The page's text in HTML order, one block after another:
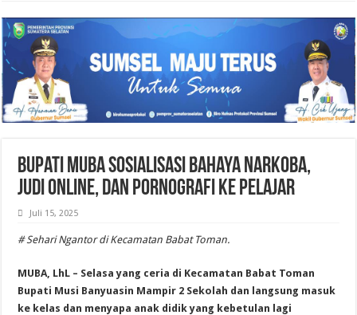
Bupati Muba Sosialisasi Bahaya Narkoba,
Judi Online, dan Pornografi ke Pelajar
Juli 15, 2025
# Sehari Ngantor di Kecamatan Babat Toman.
MUBA, LhL – Selasa yang ceria di Kecamatan Babat Toman
Bupati Musi Banyuasin Mampir 2 Sekolah dan langsung masuk
ke kelas dan menyapa anak didik yang kebetulan lagi